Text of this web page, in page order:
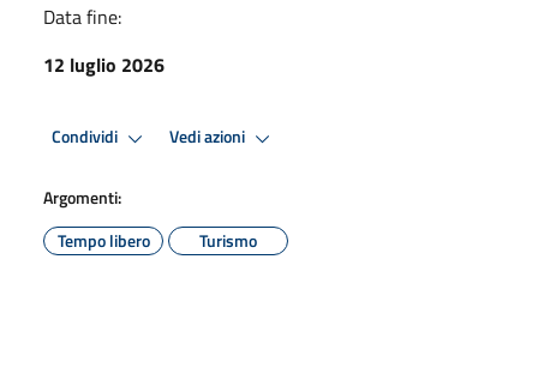
Data fine:
12 luglio 2026
Condividi Vedi azioni
Argomenti:
Tempo libero
Turismo